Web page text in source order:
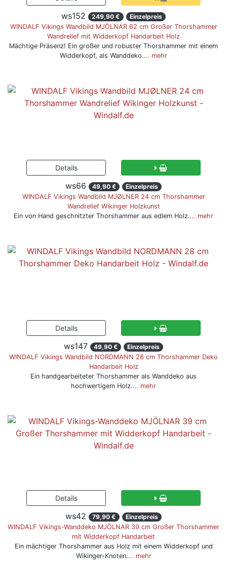
ws152 249,90 €
Einzelpreis
WINDALF Vikings Wandbild MJÖLNAR 62 cm Großer Thorshammer
Wandrelief mit Widderkopf Handarbeit Holz
Mächtige Präsenz! Ein großer und robuster Thorshammer mit einem
Widderkopf, als Wanddeko.… mehr
ws66 49,90 €
Einzelpreis
WINDALF Vikings Wandbild MJØLNER 24 cm Thorshammer
Wandrelief Wikinger Holzkunst
Ein von Hand geschnitzter Thorshammer aus edlem Holz.… mehr
ws147 49,90 €
Einzelpreis
WINDALF Vikings Wandbild NORDMANN 28 cm Thorshammer Deko
Handarbeit Holz
Ein handgearbeiteter Thorshammer als Wanddeko aus
hochwertigem Holz.… mehr
ws42 79,90 €
Einzelpreis
WINDALF Vikings-Wanddeko MJÖLNAR 39 cm Großer Thorshammer
mit Widderkopf Handarbeit
Ein mächtiger Thorshammer aus Holz mit einem Widderkopf und
Wikinger-Knoten.… mehr